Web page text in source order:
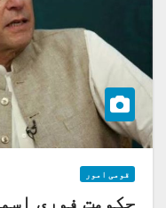
قومی امور
حکومت فوری